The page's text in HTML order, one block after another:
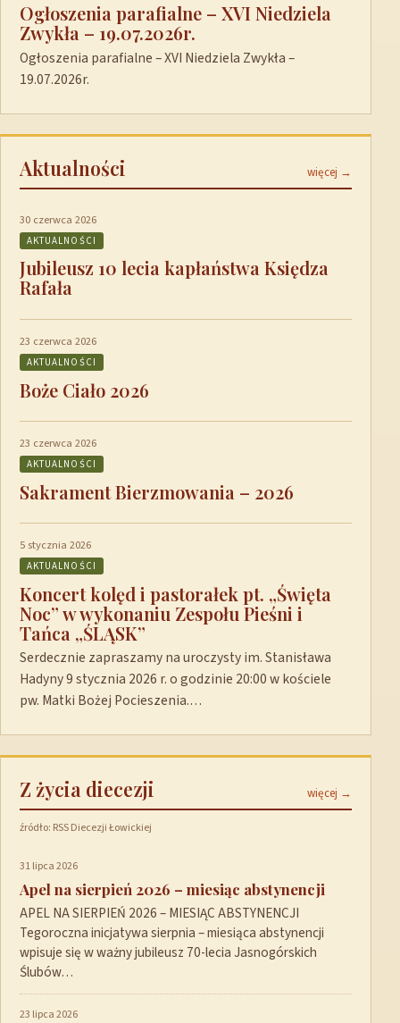
Ogłoszenia parafialne – XVI Niedziela
Zwykła – 19.07.2026r.
Ogłoszenia parafialne – XVI Niedziela Zwykła –
19.07.2026r.
Aktualności więcej →
30 czerwca 2026
AKTUALNOŚCI
Jubileusz 10 lecia kapłaństwa Księdza
Rafała
23 czerwca 2026
AKTUALNOŚCI
Boże Ciało 2026
23 czerwca 2026
AKTUALNOŚCI
Sakrament Bierzmowania – 2026
5 stycznia 2026
AKTUALNOŚCI
Koncert kolęd i pastorałek pt. „Święta
Noc” w wykonaniu Zespołu Pieśni i
Tańca „ŚLĄSK”
Serdecznie zapraszamy na uroczysty im. Stanisława
Hadyny 9 stycznia 2026 r. o godzinie 20:00 w kościele
pw. Matki Bożej Pocieszenia.…
Z życia diecezji więcej →
źródło: RSS Diecezji Łowickiej
31 lipca 2026
Apel na sierpień 2026 – miesiąc abstynencji
APEL NA SIERPIEŃ 2026 – MIESIĄC ABSTYNENCJI
Tegoroczna inicjatywa sierpnia – miesiąca abstynencji
wpisuje się w ważny jubileusz 70-lecia Jasnogórskich
Ślubów…
23 lipca 2026